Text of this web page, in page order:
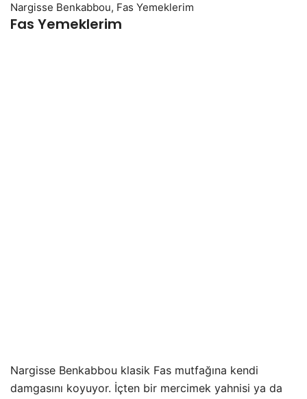
Nargisse Benkabbou, Fas Yemeklerim
Fas Yemeklerim
Nargisse Benkabbou klasik Fas mutfağına kendi
damgasını koyuyor. İçten bir mercimek yahnisi ya da